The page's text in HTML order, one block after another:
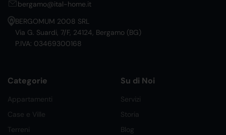
bergamo@ital-home.it
BERGOMUM 2008 SRL
Via G. Suardi, 7/F, 24124, Bergamo (BG)
P.IVA: 03469300168
Categorie
Appartamenti
Case e Ville
Terreni
Su di Noi
Servizi
Storia
Blog